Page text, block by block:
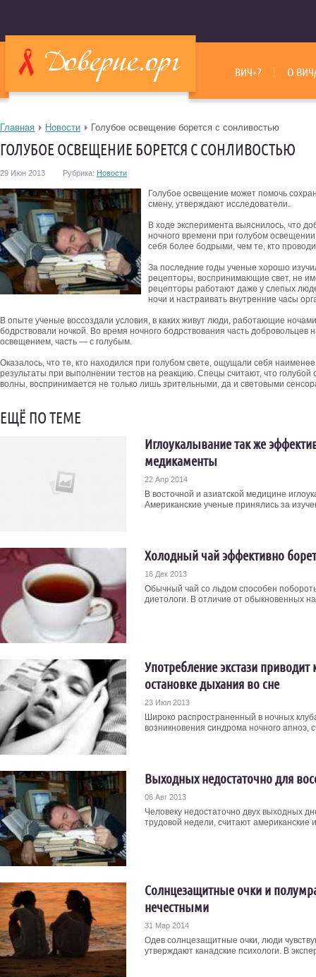
ВИЧ+? О
Главная Новости Голубое освещение борется с сонливостью
ГОЛУБОЕ ОСВЕЩЕНИЕ БОРЕТСЯ С СОНЛИВОСТЬЮ
29 Июн 2013 Рубрика: Новости
Голубое освещение может помочь
смену, утверждают исследователи.
В ходе эксперимента выяснилось, что
ночного времени при голубом
себя более бодрыми, чем те, кто
За последние годы ученые хорошо
рецепторы, воспринимающие свет, не
рецепторы работают даже у слепых
ночи и настраивать внутренние часы
В опыте ученые воссоздали условия, в каких живут люди, работающие
бодрствовали ночкой. Во время ночного бодрствования часть добровольцев
освещением, часть — с голубым.
Оказалось, что те, кто находился при голубом свете, ощущали себя
результаты при выполнении тестов на реакцию. Спецы считают, что
волны, воспринимается не только лишь зрительными, да и световыми
ЕЩЁ ПО ТЕМЕ
Иглоукалывание так же
медикаменты
22 Апр 2014
В восточной и азиатской медицине
Американские ученые принялись за
Холодный чай эффективно
16 Дек 2013
Обычный чай со льдом способен
диетологи. В отличие от обыкновенных
Употребление экстази
остановке дыхания во сне
23 Июл 2013
Широко распространенный в ночных
возникновения синдрома ночного апноэ,
Выходных недостаточно для
06 Авг 2013
Человеку недостаточно двух выходных
трудовой недели, считают американские
Солнцезащитные очки и
нечестными
31 Мар 2014
Одев солнцезащитные очки, люди
утверждают канадские психологи. В